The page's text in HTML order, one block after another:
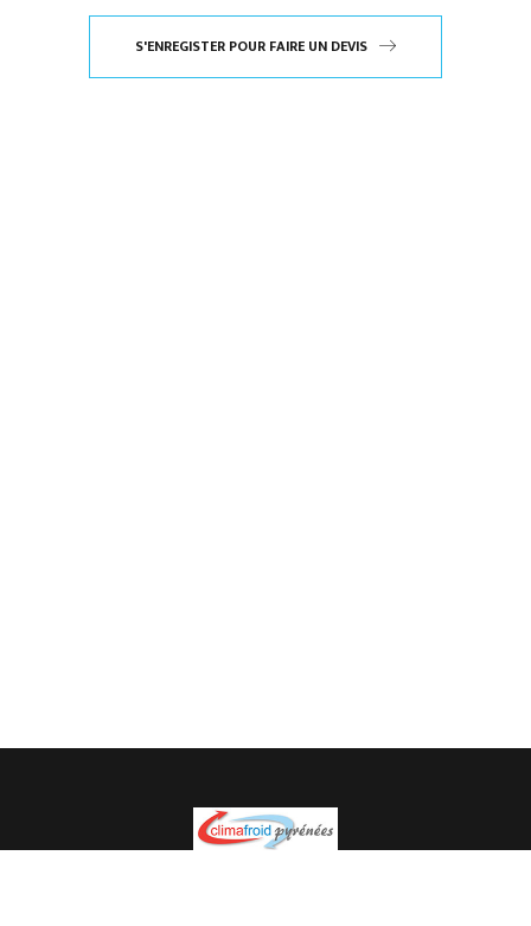
S'ENREGISTER POUR FAIRE UN DEVIS